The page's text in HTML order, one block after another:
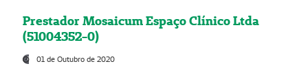
Prestador Mosaicum Espaço Clínico Ltda
(51004352-0)
01 de Outubro de 2020